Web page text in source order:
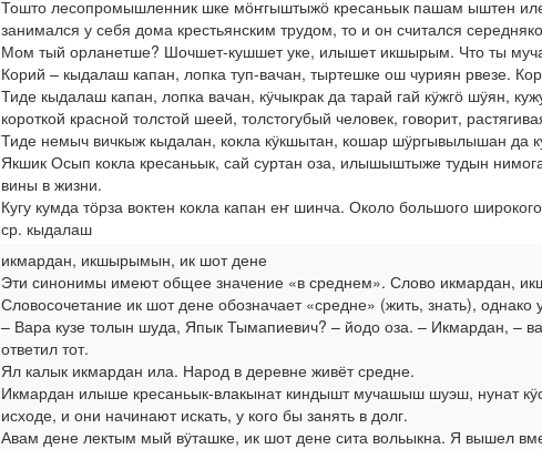
Тошто лесопромышленник шке мӧҥгыштыжӧ кресаньык пашам ыштен
занимался у себя дома крестьянским трудом, то и он считался
Мом тый орланетше? Шочшет-кушшет уке, илышет икшырым. Что ты
Корий – кыдалаш капан, лопка туп-вачан, тыртешке ош чуриян рвезе.
Тиде кыдалаш капан, лопка вачан, кӱчыкрак да тарай гай кӱжгӧ шӱян,
короткой красной толстой шеей, толстогубый человек, говорит,
Тиде немыч вичкыж кыдалан, кокла кӱкшытан, кошар шӱргывылышан да
Якшик Осып кокла кресаньык, сай суртан оза, илышыштыже тудын
вины в жизни.
Кугу кумда тӧрза воктен кокла капан еҥ шинча. Около большого
ср. кыдалаш
икмардан, икшырымын, ик шот дене
Эти синонимы имеют общее значение «в среднем». Слово икмардан,
Словосочетание ик шот дене обозначает «средне» (жить, знать), однако
– Вара кузе толын шуда, Япык Тымапиевич? – йодо оза. – Икмардан, –
ответил тот.
Ял калык икмардан ила. Народ в деревне живёт средне.
Икмардан илыше кресаньык-влакынат киндышт мучашыш шуэш, нунат
исходе, и они начинают искать, у кого бы занять в долг.
Авам дене лектым мый вӱташке, ик шот дене сита вольыкна. Я вышел